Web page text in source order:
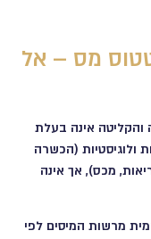
מס – אל
אינה בעלת
ולוגיסטיות (הכשרה
מכס), אך אינה
מרשות המיסים לפי